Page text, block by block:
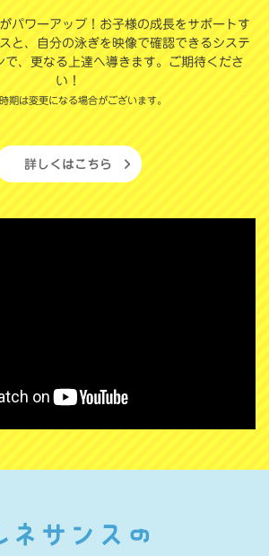
パワーアップ！お子様の成長をサポートす
と、自分の泳ぎを映像で確認できるシステ
で、更なる上達へ導きます。ご期待くださ
い！
期は変更になる場合がございます。
詳しくはこちら
ネサンスの